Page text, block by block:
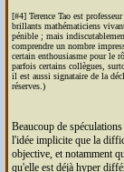
[#4] Terence Tao est professeur
brillants mathématiciens
pénible ; mais
comprendre un nombre
certain enthousiasme pour le
parfois certains collègues,
il est aussi signataire de la
réserves.)
Beaucoup de
l'idée implicite que la
objective, et notamment
qu'elle est déjà hyper